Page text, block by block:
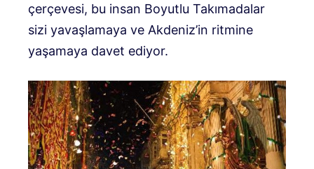
çerçevesi, bu insan Boyutlu Takımadalar
sizi yavaşlamaya ve Akdeniz’in ritmine
yaşamaya davet ediyor.